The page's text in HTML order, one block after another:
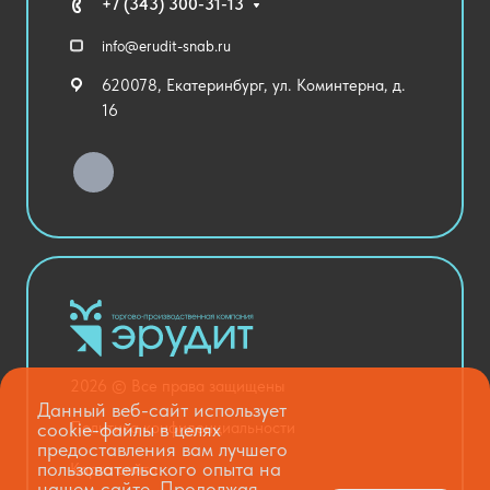
Спортивный зал
Уличное оборудование
Хозяйственные Товары
Столовая и пищеблок
Оснащение кабинетов
Медицинский кабинет
Товары для строительства и ремонта
+7 (343) 300-31-13
info@erudit-snab.ru
620078, Екатеринбург, ул. Коминтерна, д.
16
Политика конфиденциальности
Карта сайта
Данный веб-сайт использует
cookie-файлы в целях
предоставления вам лучшего
пользовательского опыта на